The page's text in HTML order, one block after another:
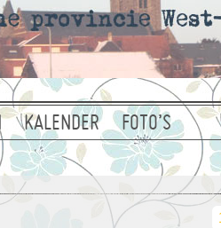
KALENDER FOTO’S